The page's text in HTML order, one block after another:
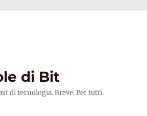
di Bit
di tecnologia. Breve. Per tutti.